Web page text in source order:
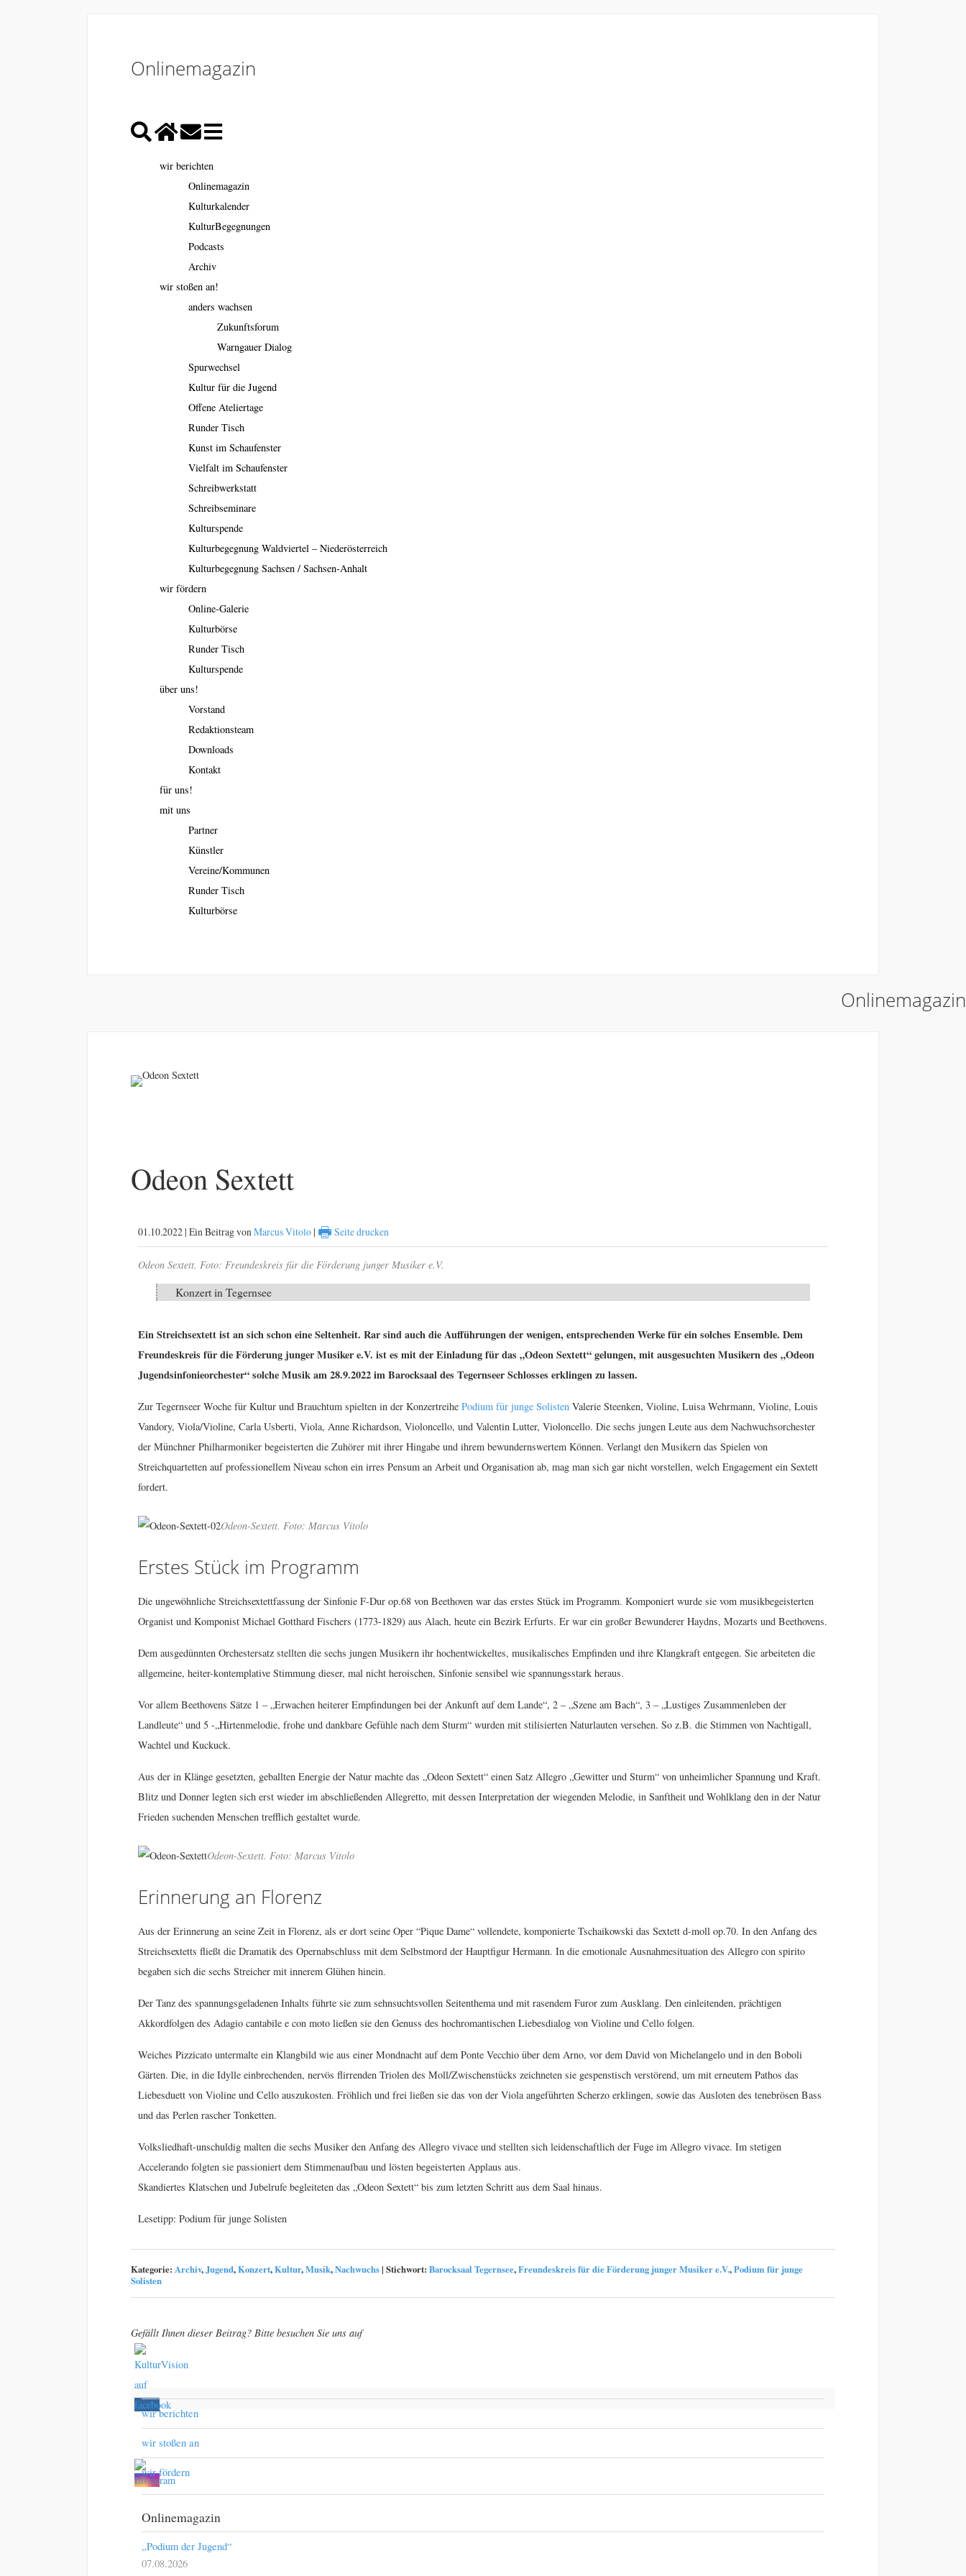
Onlinemagazin
wir berichten
Onlinemagazin
Kulturkalender
KulturBegegnungen
Podcasts
Archiv
wir stoßen an!
anders wachsen
Zukunftsforum
Warngauer Dialog
Spurwechsel
Kultur für die Jugend
Offene Ateliertage
Runder Tisch
Kunst im Schaufenster
Vielfalt im Schaufenster
Schreibwerkstatt
Schreibseminare
Kulturspende
Kulturbegegnung Waldviertel – Niederösterreich
Kulturbegegnung Sachsen / Sachsen-Anhalt
wir fördern
Online-Galerie
Kulturbörse
Runder Tisch
Kulturspende
über uns!
Vorstand
Redaktionsteam
Downloads
Kontakt
für uns!
mit uns
Partner
Künstler
Vereine/Kommunen
Runder Tisch
Kulturbörse
Onlinemagazin
Odeon Sextett
01.10.2022 | Ein Beitrag von Marcus Vitolo | 🖶 Seite drucken
Odeon Sextett. Foto: Freundeskreis für die Förderung junger Musiker e.V.
Konzert in Tegernsee
Ein Streichsextett ist an sich schon eine Seltenheit. Rar sind auch die Aufführungen der wenigen, entsprechenden Werke für ein solches Ensemble. Dem
Freundeskreis für die Förderung junger Musiker e.V. ist es mit der Einladung für das „Odeon Sextett“ gelungen, mit ausgesuchten Musikern des „Odeon
Jugendsinfonieorchester“ solche Musik am 28.9.2022 im Barocksaal des Tegernseer Schlosses erklingen zu lassen.
Zur Tegernseer Woche für Kultur und Brauchtum spielten in der Konzertreihe Podium für junge Solisten Valerie Steenken, Violine, Luisa Wehrmann, Violine, Louis
Vandory, Viola/Violine, Carla Usberti, Viola, Anne Richardson, Violoncello, und Valentin Lutter, Violoncello. Die sechs jungen Leute aus dem Nachwuchsorchester
der Münchner Philharmoniker begeisterten die Zuhörer mit ihrer Hingabe und ihrem bewundernswertem Können. Verlangt den Musikern das Spielen von
Streichquartetten auf professionellem Niveau schon ein irres Pensum an Arbeit und Organisation ab, mag man sich gar nicht vorstellen, welch Engagement ein Sextett
fordert.
Odeon-Sextett. Foto: Marcus Vitolo
Erstes Stück im Programm
Die ungewöhnliche Streichsextettfassung der Sinfonie F-Dur op.68 von Beethoven war das erstes Stück im Programm. Komponiert wurde sie vom musikbegeisterten
Organist und Komponist Michael Gotthard Fischers (1773-1829) aus Alach, heute ein Bezirk Erfurts. Er war ein großer Bewunderer Haydns, Mozarts und Beethovens.
Dem ausgedünnten Orchestersatz stellten die sechs jungen Musikern ihr hochentwickeltes, musikalisches Empfinden und ihre Klangkraft entgegen. Sie arbeiteten die
allgemeine, heiter-kontemplative Stimmung dieser, mal nicht heroischen, Sinfonie sensibel wie spannungsstark heraus.
Vor allem Beethovens Sätze 1 – „Erwachen heiterer Empfindungen bei der Ankunft auf dem Lande“, 2 – „Szene am Bach“, 3 – „Lustiges Zusammenleben der
Landleute“ und 5 -„Hirtenmelodie, frohe und dankbare Gefühle nach dem Sturm“ wurden mit stilisierten Naturlauten versehen. So z.B. die Stimmen von Nachtigall,
Wachtel und Kuckuck.
Aus der in Klänge gesetzten, geballten Energie der Natur machte das „Odeon Sextett“ einen Satz Allegro „Gewitter und Sturm“ von unheimlicher Spannung und Kraft.
Blitz und Donner legten sich erst wieder im abschließenden Allegretto, mit dessen Interpretation der wiegenden Melodie, in Sanftheit und Wohlklang den in der Natur
Frieden suchenden Menschen trefflich gestaltet wurde.
Odeon-Sextett. Foto: Marcus Vitolo
Erinnerung an Florenz
Aus der Erinnerung an seine Zeit in Florenz, als er dort seine Oper “Pique Dame“ vollendete, komponierte Tschaikowski das Sextett d-moll op.70. In den Anfang des
Streichsextetts fließt die Dramatik des Opernabschluss mit dem Selbstmord der Hauptfigur Hermann. In die emotionale Ausnahmesituation des Allegro con spirito
begaben sich die sechs Streicher mit innerem Glühen hinein.
Der Tanz des spannungsgeladenen Inhalts führte sie zum sehnsuchtsvollen Seitenthema und mit rasendem Furor zum Ausklang. Den einleitenden, prächtigen
Akkordfolgen des Adagio cantabile e con moto ließen sie den Genuss des hochromantischen Liebesdialog von Violine und Cello folgen.
Weiches Pizzicato untermalte ein Klangbild wie aus einer Mondnacht auf dem Ponte Vecchio über dem Arno, vor dem David von Michelangelo und in den Boboli
Gärten. Die, in die Idylle einbrechenden, nervös flirrenden Triolen des Moll/Zwischenstücks zeichneten sie gespenstisch verstörend, um mit erneutem Pathos das
Liebesduett von Violine und Cello auszukosten. Fröhlich und frei ließen sie das von der Viola angeführten Scherzo erklingen, sowie das Ausloten des tenebrösen Bass
und das Perlen rascher Tonketten.
Volksliedhaft-unschuldig malten die sechs Musiker den Anfang des Allegro vivace und stellten sich leidenschaftlich der Fuge im Allegro vivace. Im stetigen
Accelerando folgten sie passioniert dem Stimmenaufbau und lösten begeisterten Applaus aus.
Skandiertes Klatschen und Jubelrufe begleiteten das „Odeon Sextett“ bis zum letzten Schritt aus dem Saal hinaus.
Lesetipp: Podium für junge Solisten
Kategorie: Archiv,Jugend,Konzert,Kultur,Musik,Nachwuchs| Stichwort: Barocksaal Tegernsee,Freundeskreis für die Förderung junger Musiker e.V.,Podium für junge
Solisten
Gefällt Ihnen dieser Beitrag? Bitte besuchen Sie uns auf
wir berichten
wir stoßen an
wir fördern
Onlinemagazin
„Podium der Jugend“
07.08.2026